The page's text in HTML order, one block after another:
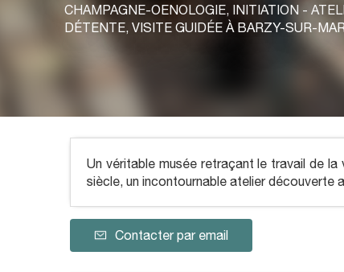
CHAMPAGNE-OENOLOGIE, INITIATION -
DÉTENTE, VISITE GUIDÉE À BARZY-SUR-
Un véritable musée retraçant le travail de la
siècle, un incontournable atelier découverte
Contacter par email